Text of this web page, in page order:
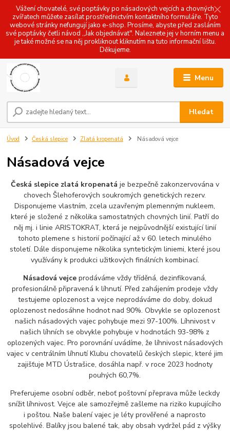
Vážení chovatelé, své poptávky po násadových vejcích a chovných
zvířatech můžete zasílat prostřednictvím kontaktního formuláře. Tyto
webové stránky nefungují jako e-shop. Prosíme, abyste před zasláním
své poptávky četli návod ,,Jak objednávat". Naleznete jej v horním menu a
je také možné se na něj prokliknout kliknutím na tuto informační lištu.
Děkujeme.
Menu
Hledat
Úvod Česká slepice Zlatá kropenatá Násadová vejce
Násadová vejce
Česká slepice zlatá kropenatá je bezpečně zakonzervována v
chovech Šlehoferových soukromých genetických rezerv.
Disponujeme vlastním, zcela uzavřeným plemenným nukleem,
které je složené z několika samostatných chovných linií. Patří do
něj mj. i linie ARISTOKRAT, která je nejpůvodnější existující linií
tohoto plemene s historií počínající až v 60. letech minulého
století. Dále disponujeme několika syntetickým liniemi, které jsou
využívány k produkci užitkových finálních kombinací.
Násadová vejceprodáváme vždy tříděná, dezinfikovaná,
profesionálně připravená k líhnutí. Před zahájením prodeje vždy
testujeme oplozenost a vejce neprodáváme do doby, dokud
oplozenost nedosáhne hodnot nad 90%. Obvykle se oplozenost
našich násadových vajec pohybuje mezi 97-100%. Líhnivost v
našich líhních se obvykle pohybuje v hodnotách 93-98% z
oplozených vajec. Pro porovnání uvádíme, že líhnivost násadových
vajec v centrálním líhnutí Klubu chovatelů českých slepic, které jim
zajišťuje MTD Ústrašice, dosáhla např. v roce 2023 hodnoty
pouhých 60,7%.
Preferujeme osobní odběr, neboť poštovní přeprava může leckdy
snížit líhnivost. Vejce ale samozřejmě zašleme na riziko kupujícího
i poštou. Naše balení vajec je léty prověřené a naprosto
spolehlivé. Balíky jsou balené tak, aby obsah vydržel pád z výšky